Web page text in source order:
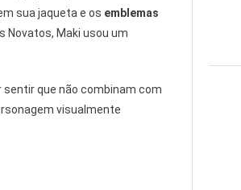
sua jaqueta e os emblemas
Novatos, Maki usou um
que não combinam com
visualmente